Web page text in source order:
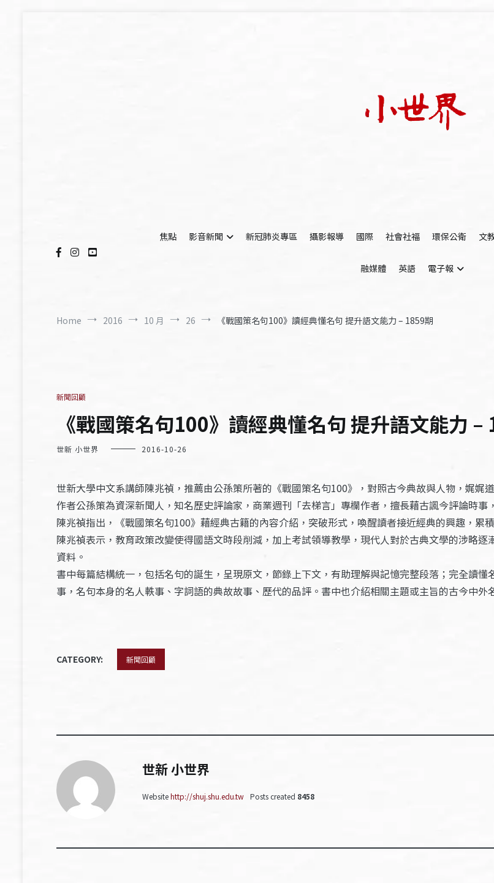
焦點
影音新聞 新冠肺炎專區 攝影報導 國際 社會社福 環保公衛 文
融媒體 英語 電子報
Home 2016 10 月 26 《戰國策名句100》讀經典懂名句 提升語文能力 – 1859期
新聞回顧
《戰國策名句100》讀經典懂名句 提升語文能力 –
世新 小世界 2016-10-26
世新大學中文系講師陳兆禎，推薦由公孫策所著的《戰國策名句100》，對照古今典故與人物，娓娓
作者公孫策為資深新聞人，知名歷史評論家，商業週刊「去梯言」專欄作者，擅長藉古諷今評論時事
陳兆禎指出，《戰國策名句100》藉經典古籍的內容介紹，突破形式，喚醒讀者接近經典的興趣，累
陳兆禎表示，教育政策改變使得國語文時段削減，加上考試領導教學，現代人對於古典文學的涉略
資料。
書中每篇結構統一，包括名句的誕生，呈現原文，節錄上下文，有助理解與記憶完整段落；完全讀
事，名句本身的名人軼事、字詞語的典故故事、歷代的品評。書中也介紹相關主題或主旨的古今中
CATEGORY: 新聞回顧
世新 小世界
Websitehttp://shuj.shu.edu.tw Posts created 8458